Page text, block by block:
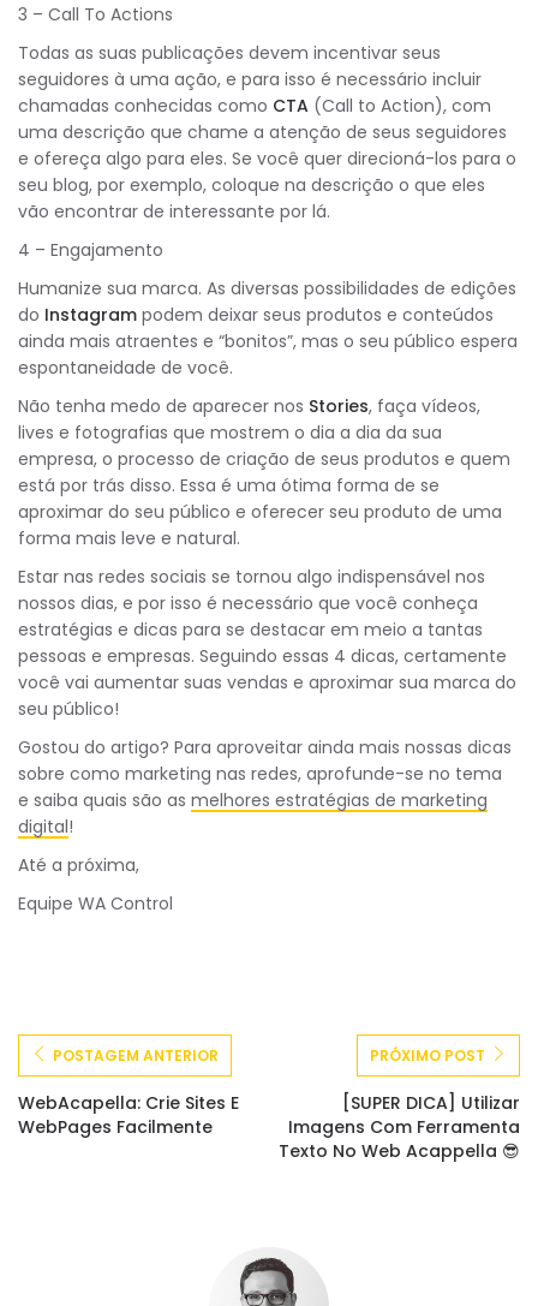
3 – Call To Actions
Todas as suas publicações devem incentivar seus
seguidores à uma ação, e para isso é necessário incluir
chamadas conhecidas como CTA (Call to Action), com
uma descrição que chame a atenção de seus seguidores
e ofereça algo para eles. Se você quer direcioná-los para o
seu blog, por exemplo, coloque na descrição o que eles
vão encontrar de interessante por lá.
4 – Engajamento
Humanize sua marca. As diversas possibilidades de edições
do Instagram podem deixar seus produtos e conteúdos
ainda mais atraentes e “bonitos”, mas o seu público espera
espontaneidade de você.
Não tenha medo de aparecer nos Stories, faça vídeos,
lives e fotografias que mostrem o dia a dia da sua
empresa, o processo de criação de seus produtos e quem
está por trás disso. Essa é uma ótima forma de se
aproximar do seu público e oferecer seu produto de uma
forma mais leve e natural.
Estar nas redes sociais se tornou algo indispensável nos
nossos dias, e por isso é necessário que você conheça
estratégias e dicas para se destacar em meio a tantas
pessoas e empresas. Seguindo essas 4 dicas, certamente
você vai aumentar suas vendas e aproximar sua marca do
seu público!
Gostou do artigo? Para aproveitar ainda mais nossas dicas
sobre como marketing nas redes, aprofunde-se no tema
e saiba quais são as melhores estratégias de marketing
digital!
Até a próxima,
Equipe WA Control
POSTAGEM ANTERIOR
WebAcapella: Crie Sites E
WebPages Facilmente
PRÓXIMO POST
[SUPER DICA] Utilizar
Imagens Com Ferramenta
Texto No Web Acappella 😎